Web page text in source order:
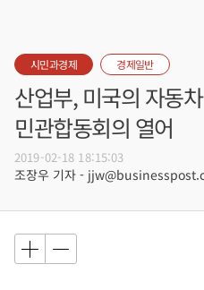
시민과경제 경제일반
산업부, 미국의 자동
민관합동회의 열어
2019-02-18 18:15:03
조장우 기자 -